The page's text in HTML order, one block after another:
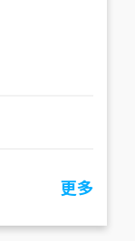
更多